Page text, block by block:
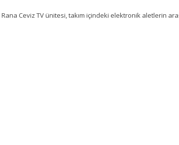
Ceviz TV ünitesi, takım içindeki elektronik aletlerin